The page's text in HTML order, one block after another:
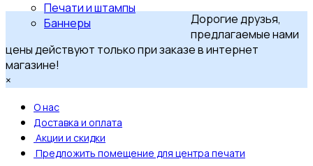
Печати и штампы
Баннеры
Дорогие друзья,
предлагаемые нами
цены действуют только при заказе в интернет
магазине!
×
О нас
Доставка и оплата
Акции и скидки
Предложить помещение для центра печати